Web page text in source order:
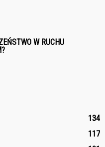
W RUCHU
134
117